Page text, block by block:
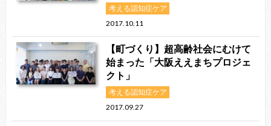
考える認知症ケア
2017.10.11
【町づくり】超高齢社会にむけて
始まった「大阪ええまちプロジェ
クト」
考える認知症ケア
2017.09.27